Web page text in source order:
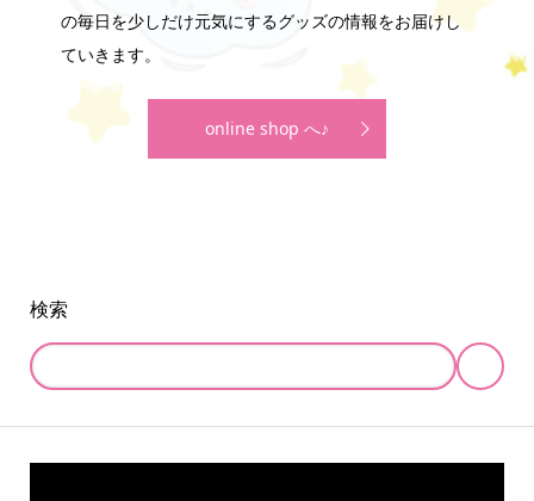
の毎日を少しだけ元気にするグッズの情報をお届けし
ていきます。
online shop へ♪
検索